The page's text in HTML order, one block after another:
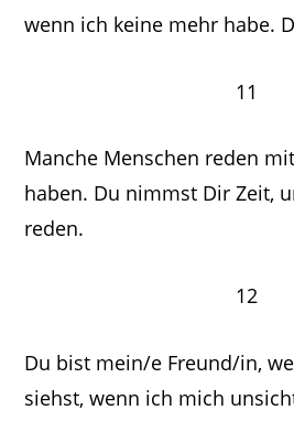
wenn ich keine mehr habe.
11
Manche Menschen reden
haben. Du nimmst Dir Zeit,
reden.
12
Du bist mein/e Freund/in,
siehst, wenn ich mich